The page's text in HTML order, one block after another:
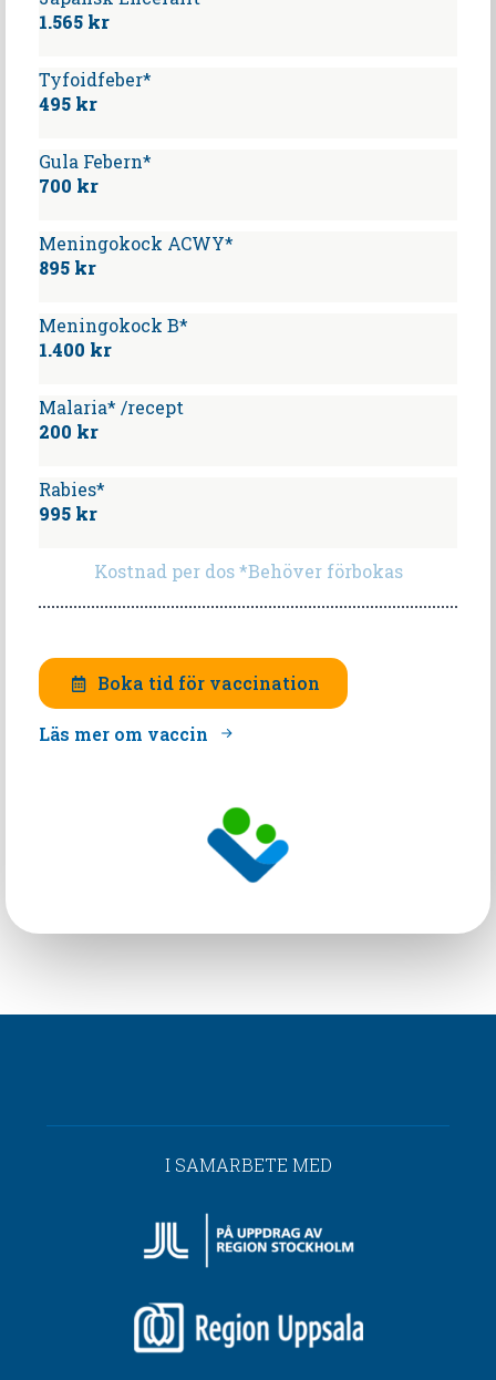
1.565 kr
Tyfoidfeber*
495 kr
Gula Febern*
700 kr
Meningokock ACWY*
895 kr
Meningokock B*
1.400 kr
Malaria* /recept
200 kr
Rabies*
995 kr
Kostnad per dos *Behöver förbokas
Boka tid för vaccination
Läs mer om vaccin
I SAMARBETE MED